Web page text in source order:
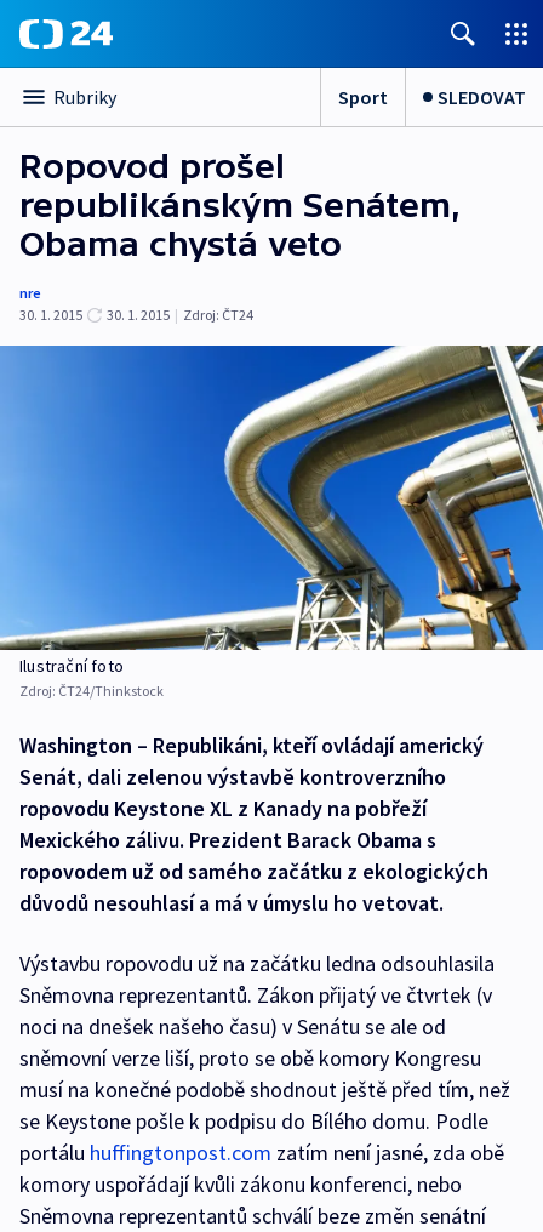
Rubriky Sport SLEDOVAT
Ropovod prošel
republikánským Senátem,
Obama chystá veto
nre
30. 1. 2015
30. 1. 2015 | Zdroj: ČT24
Ilustrační foto
Zdroj: ČT24/Thinkstock
Washington – Republikáni, kteří ovládají americký
Senát, dali zelenou výstavbě kontroverzního
ropovodu Keystone XL z Kanady na pobřeží
Mexického zálivu. Prezident Barack Obama s
ropovodem už od samého začátku z ekologických
důvodů nesouhlasí a má v úmyslu ho vetovat.
Výstavbu ropovodu už na začátku ledna odsouhlasila
Sněmovna reprezentantů. Zákon přijatý ve čtvrtek (v
noci na dnešek našeho času) v Senátu se ale od
sněmovní verze liší, proto se obě komory Kongresu
musí na konečné podobě shodnout ještě před tím, než
se Keystone pošle k podpisu do Bílého domu. Podle
portálu huffingtonpost.com zatím není jasné, zda obě
komory uspořádají kvůli zákonu konferenci, nebo
Sněmovna reprezentantů schválí beze změn senátní